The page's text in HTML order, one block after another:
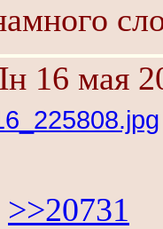
16 мая
>>20731